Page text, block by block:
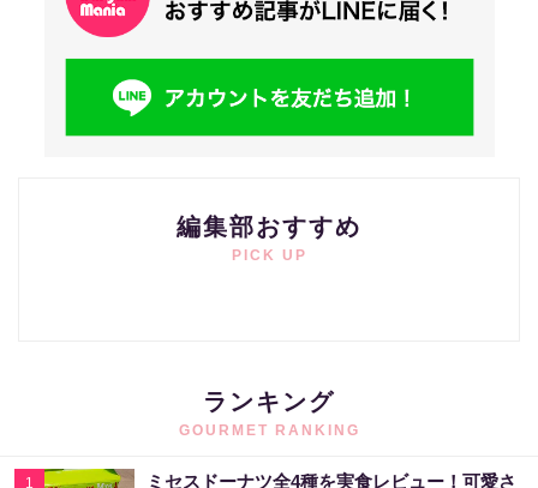
編集部おすすめ
PICK UP
ランキング
GOURMET RANKING
1
ミセスドーナツ全4種を実食レビュー！可愛さ